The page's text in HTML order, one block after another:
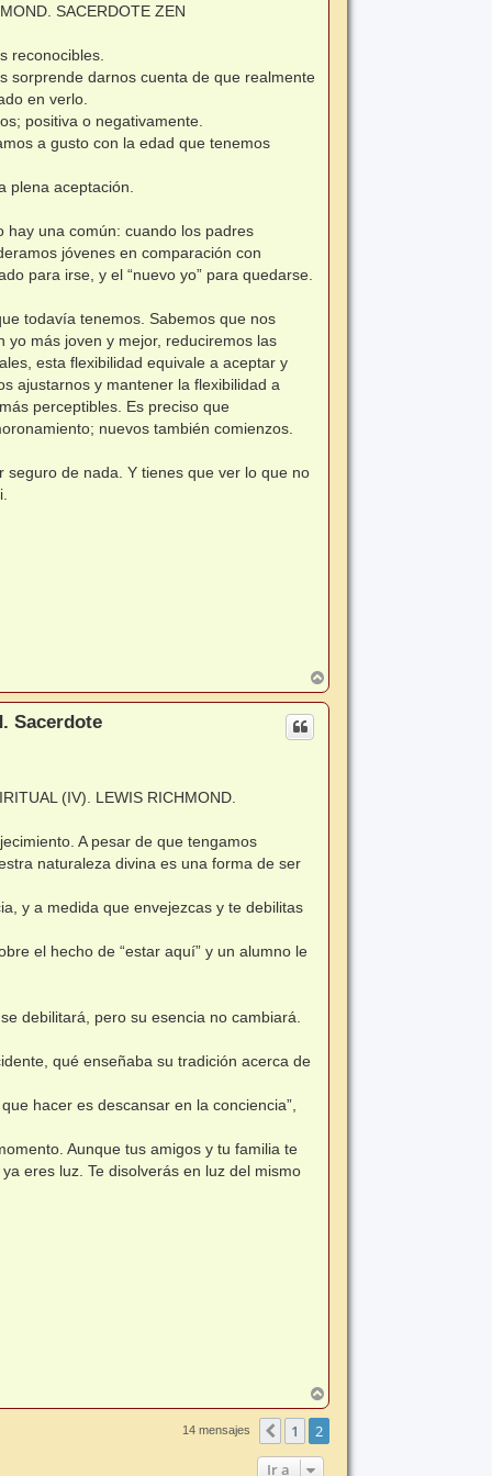
SACERDOTE ZEN
reconocibles.
sorprende darnos cuenta de que realmente
en verlo.
positiva o negativamente.
a gusto con la edad que tenemos
plena aceptación.
hay una común: cuando los padres
jóvenes en comparación con
para irse, y el “nuevo yo” para quedarse.
todavía tenemos. Sabemos que nos
yo más joven y mejor, reduciremos las
esta flexibilidad equivale a aceptar y
ajustarnos y mantener la flexibilidad a
perceptibles. Es preciso que
nuevos también comienzos.
de nada. Y tienes que ver lo que no
r
r
Sacerdote
(IV). LEWIS RICHMOND.
A pesar de que tengamos
naturaleza divina es una forma de ser
y a medida que envejezcas y te debilitas
el hecho de “estar aquí” y un alumno le
debilitará, pero su esencia no cambiará.
qué enseñaba su tradición acerca de
hacer es descansar en la conciencia”,
Aunque tus amigos y tu familia te
eres luz. Te disolverás en luz del mismo
r
r
14 mensajes Anterior
1 2
Ir a